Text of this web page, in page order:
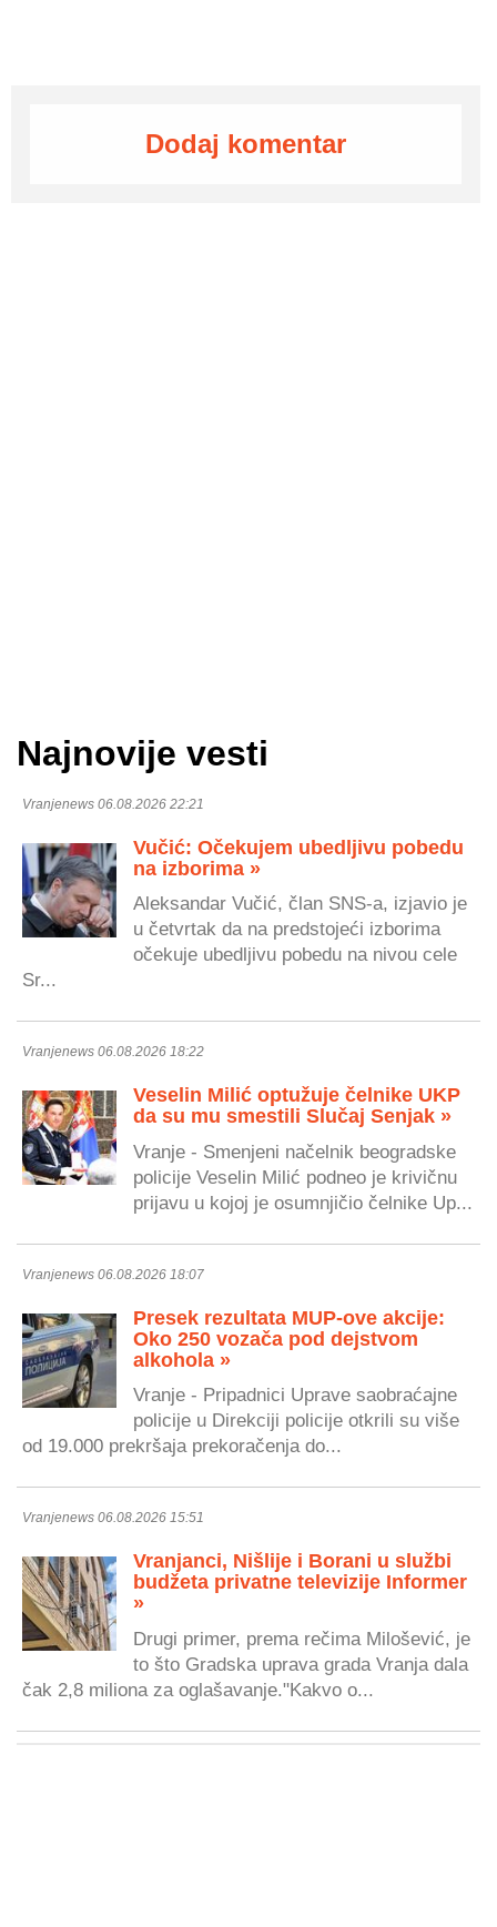
Dodaj komentar
Najnovije vesti
Vranjenews 06.08.2026 22:21
Vučić: Očekujem ubedljivu pobedu
na izborima »
Aleksandar Vučić, član SNS-a, izjavio je
u četvrtak da na predstojeći izborima
očekuje ubedljivu pobedu na nivou cele
Sr...
Vranjenews 06.08.2026 18:22
Veselin Milić optužuje čelnike UKP
da su mu smestili Slučaj Senjak »
Vranje - Smenjeni načelnik beogradske
policije Veselin Milić podneo je krivičnu
prijavu u kojoj je osumnjičio čelnike Up...
Vranjenews 06.08.2026 18:07
Presek rezultata MUP-ove akcije:
Oko 250 vozača pod dejstvom
alkohola »
Vranje - Pripadnici Uprave saobraćajne
policije u Direkciji policije otkrili su više
od 19.000 prekršaja prekoračenja do...
Vranjenews 06.08.2026 15:51
Vranjanci, Nišlije i Borani u službi
budžeta privatne televizije Informer
»
Drugi primer, prema rečima Milošević, je
to što Gradska uprava grada Vranja dala
čak 2,8 miliona za oglašavanje."Kakvo o...